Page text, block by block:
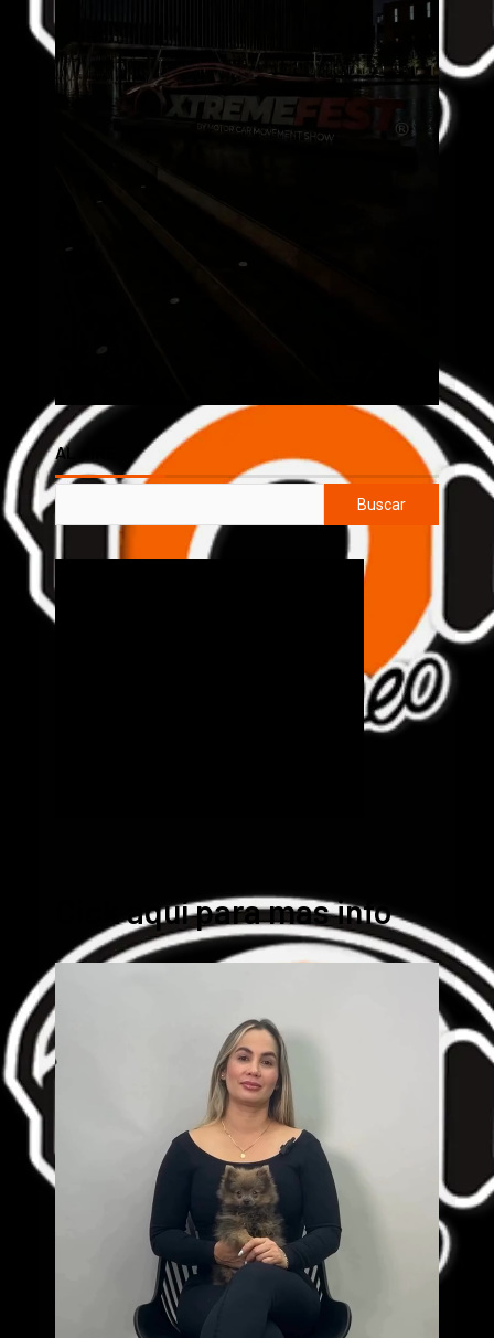
AL AIRE
Buscar
Cick aquí para mas info